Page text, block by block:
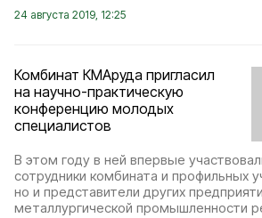
24 августа 2019, 12:25
Комбинат КМАруда пригласил
на научно-практическую
конференцию молодых
специалистов
В этом году в ней впервые
сотрудники комбината и профильных
но и представители других
металлургической промышленности